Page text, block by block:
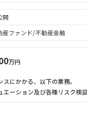
開
産ファンド/不動産金融
万円
にかかる、以下の業務。
エーション及び各種リスク検証